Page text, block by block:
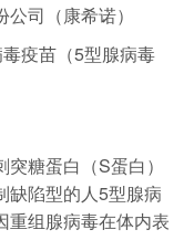
司（康希诺）
疫苗（5型腺病毒
糖蛋白（S蛋白）
缺陷型的人5型腺病
重组腺病毒在体内表